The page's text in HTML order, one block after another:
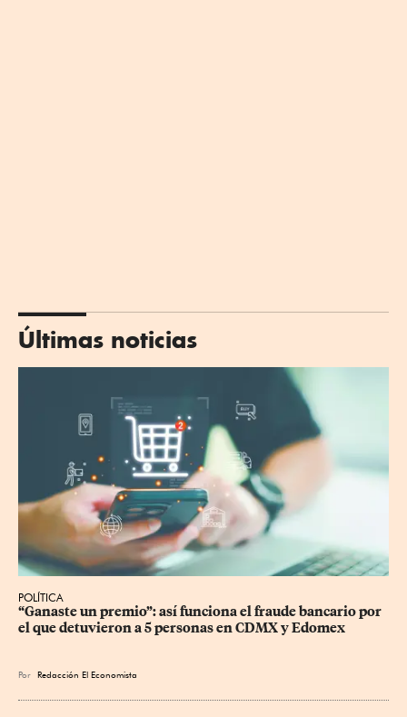
Últimas noticias
POLÍTICA
“Ganaste un premio”: así funciona el fraude bancario por
el que detuvieron a 5 personas en CDMX y Edomex
Por Redacción El Economista